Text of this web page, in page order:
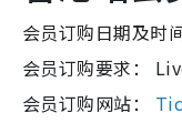
会员订购日期及时
会员订购要求：
会员订购网站：